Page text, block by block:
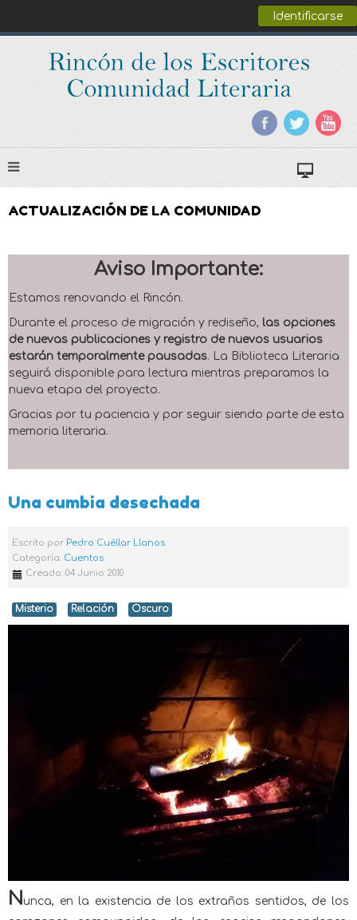
Identificarse
ACTUALIZACIÓN DE LA COMUNIDAD
Aviso Importante:
Estamos renovando el Rincón.
Durante el proceso de migración y rediseño, las opciones
de nuevas publicaciones y registro de nuevos usuarios
estarán temporalmente pausadas. La Biblioteca Literaria
seguirá disponible para lectura mientras preparamos la
nueva etapa del proyecto.
Gracias por tu paciencia y por seguir siendo parte de esta
memoria literaria.
Una cumbia desechada
Escrito por Pedro Cuéllar Llanos
Categoría: Cuentos
Creado: 04 Junio 2010
Misterio Relación Oscuro
Nunca, en la existencia de los extraños sentidos, de los